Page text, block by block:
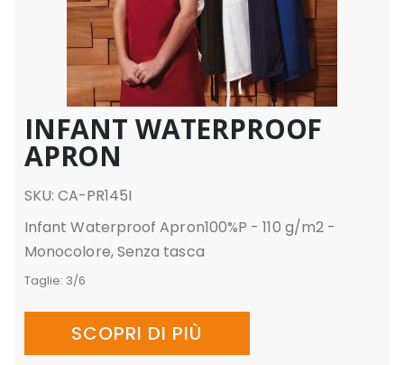
INFANT WATERPROOF
APRON
SKU: CA-PR145I
Infant Waterproof Apron100%P - 110 g/m2 -
Monocolore, Senza tasca
Taglie: 3/6
SCOPRI DI PIÙ